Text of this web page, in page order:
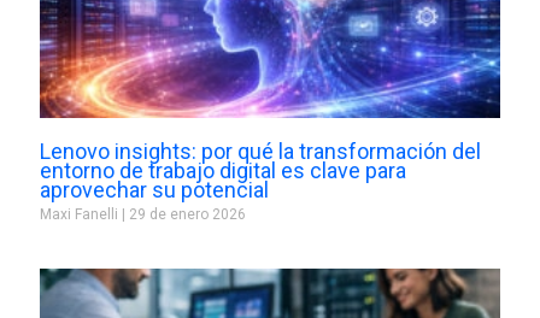
Lenovo insights: por qué la transformación del
entorno de trabajo digital es clave para
aprovechar su potencial
Maxi Fanelli 29 de enero 2026